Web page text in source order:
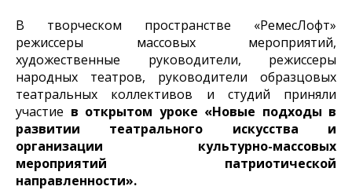
В творческом пространстве «РемесЛофт»
режиссеры массовых мероприятий,
художественные руководители, режиссеры
народных театров, руководители образцовых
театральных коллективов и студий приняли
участие в открытом уроке «Новые подходы в
развитии театрального искусства и
организации культурно-массовых
мероприятий патриотической
направленности».